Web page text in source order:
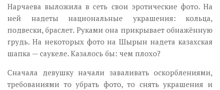
Нарчаева выложила в сеть свои эротические фото. На
ней надеты национальные украшения: кольца,
подвески, браслет. Руками она прикрывает обнажённую
грудь. На некоторых фото на Шырын надета казахская
шапка — саукеле. Казалось бы: чем плохо?
Сначала девушку начали заваливать оскорблениями,
требованиями то убрать фото, то снять украшения и